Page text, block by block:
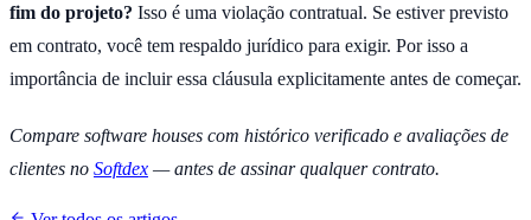
fim do projeto? Isso é uma violação contratual. Se estiver previsto
em contrato, você tem respaldo jurídico para exigir. Por isso a
importância de incluir essa cláusula explicitamente antes de começar.
Compare software houses com histórico verificado e avaliações de
clientes no Softdex — antes de assinar qualquer contrato.